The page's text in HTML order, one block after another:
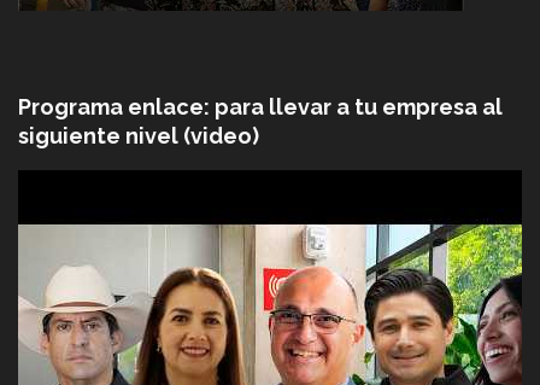
Programa enlace: para llevar a tu empresa al
siguiente nivel (video)